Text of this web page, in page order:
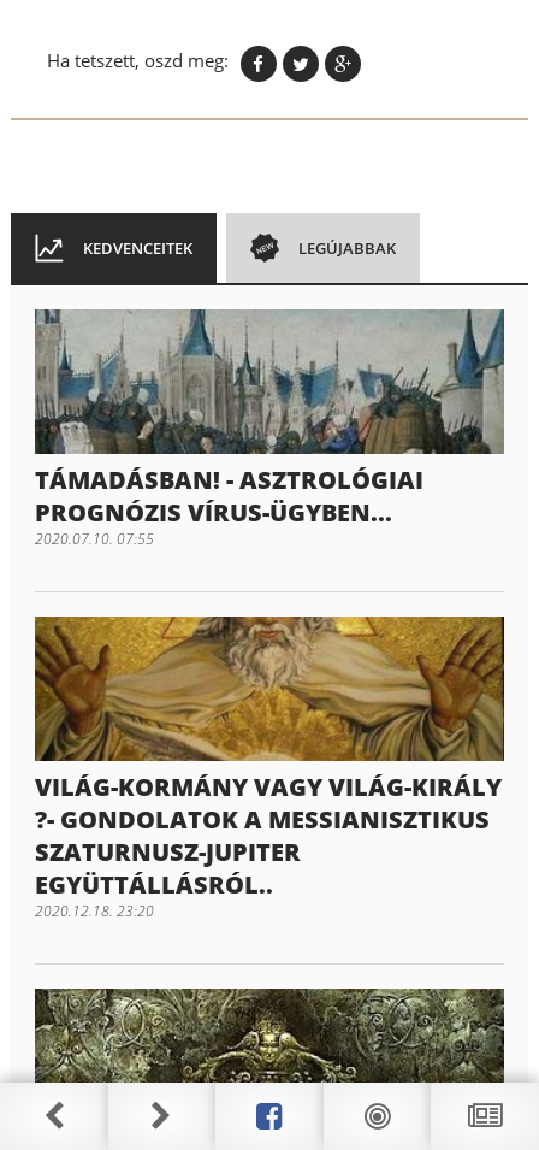
Ha tetszett, oszd meg:
KEDVENCEITEK LEGÚJABBAK
TÁMADÁSBAN! - ASZTROLÓGIAI
PROGNÓZIS VÍRUS-ÜGYBEN...
2020.07.10. 07:55
VILÁG-KORMÁNY VAGY VILÁG-KIRÁLY
?- GONDOLATOK A MESSIANISZTIKUS
SZATURNUSZ-JUPITER
EGYÜTTÁLLÁSRÓL..
2020.12.18. 23:20